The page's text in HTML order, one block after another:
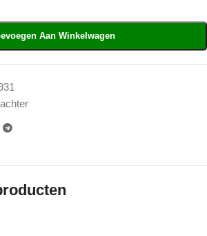
Aan Winkelwagen